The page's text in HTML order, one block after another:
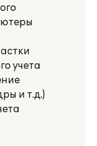
учета
и т.д.)